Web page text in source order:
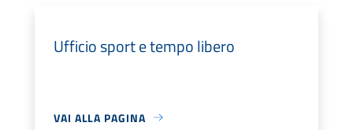
Ufficio sport e tempo libero
VAI ALLA PAGINA